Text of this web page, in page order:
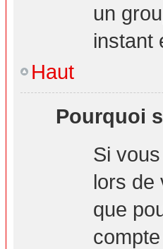
un
instant
Haut
Pourquoi
Si
lors de
que